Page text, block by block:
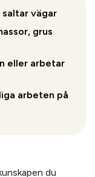
saltar vägar
grus
eller arbetar
arbeten på
du